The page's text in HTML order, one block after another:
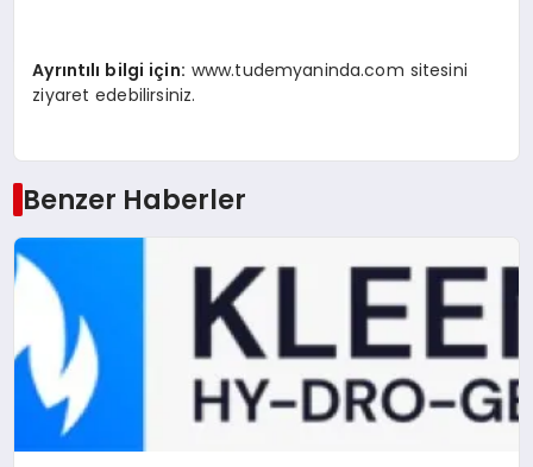
Ayrıntılı bilgi için: www.tudemyaninda.com sitesini
ziyaret edebilirsiniz.
Benzer Haberler